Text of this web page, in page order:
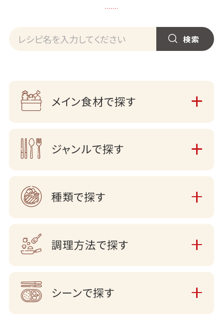
メイン食材で探す
ジャンルで探す
種類で探す
調理方法で探す
シーンで探す